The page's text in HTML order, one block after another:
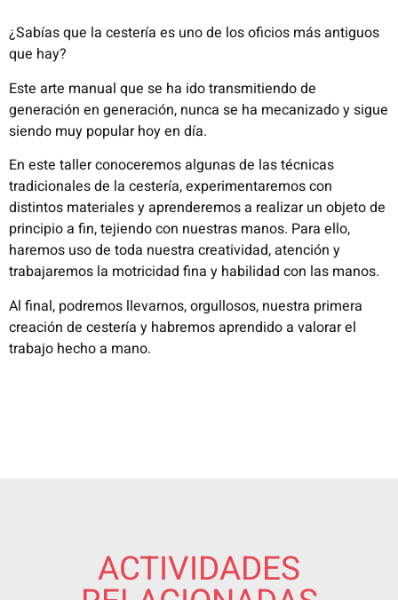
¿Sabías que la cestería es uno de los oficios más antiguos
que hay?
Este arte manual que se ha ido transmitiendo de
generación en generación, nunca se ha mecanizado y sigue
siendo muy popular hoy en día.
En este taller conoceremos algunas de las técnicas
tradicionales de la cestería, experimentaremos con
distintos materiales y aprenderemos a realizar un objeto de
principio a fin, tejiendo con nuestras manos. Para ello,
haremos uso de toda nuestra creatividad, atención y
trabajaremos la motricidad fina y habilidad con las manos.
Al final, podremos llevarnos, orgullosos, nuestra primera
creación de cestería y habremos aprendido a valorar el
trabajo hecho a mano.
ACTIVIDADES